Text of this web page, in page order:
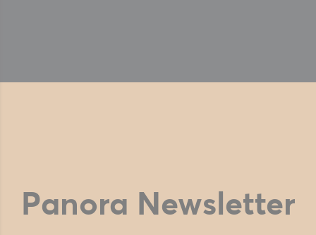
Panora Newsletter